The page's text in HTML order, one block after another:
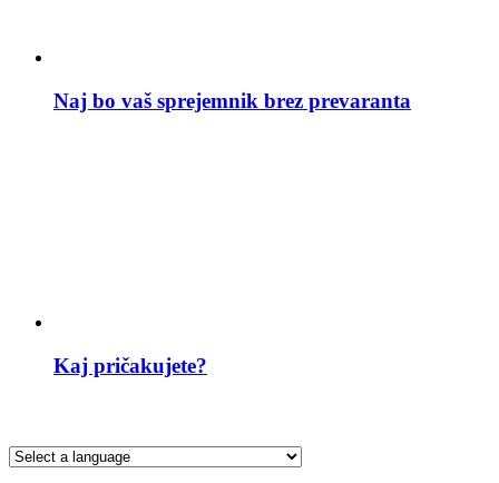
Naj bo vaš sprejemnik brez prevaranta
Kaj pričakujete?